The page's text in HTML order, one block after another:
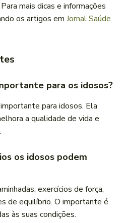
mais dicas e informações
os artigos em Jornal Saúde
para os idosos?
para idosos. Ela
a qualidade de vida e
os idosos podem
exercícios de força,
de equilíbrio. O importante é
às suas condições.